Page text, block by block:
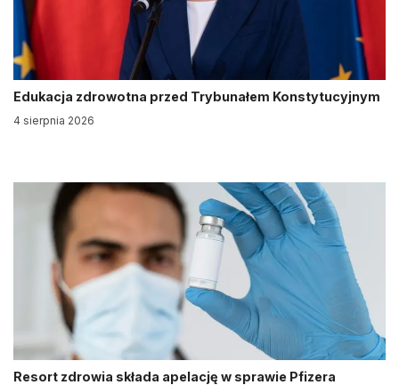
Edukacja zdrowotna przed Trybunałem Konstytucyjnym
4 sierpnia 2026
Resort zdrowia składa apelację w sprawie Pfizera